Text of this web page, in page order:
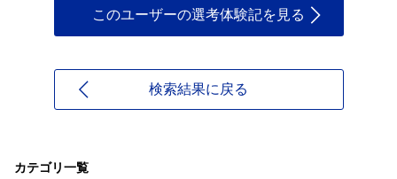
このユーザーの選考体験記を見る
検索結果に戻る
カテゴリ一覧